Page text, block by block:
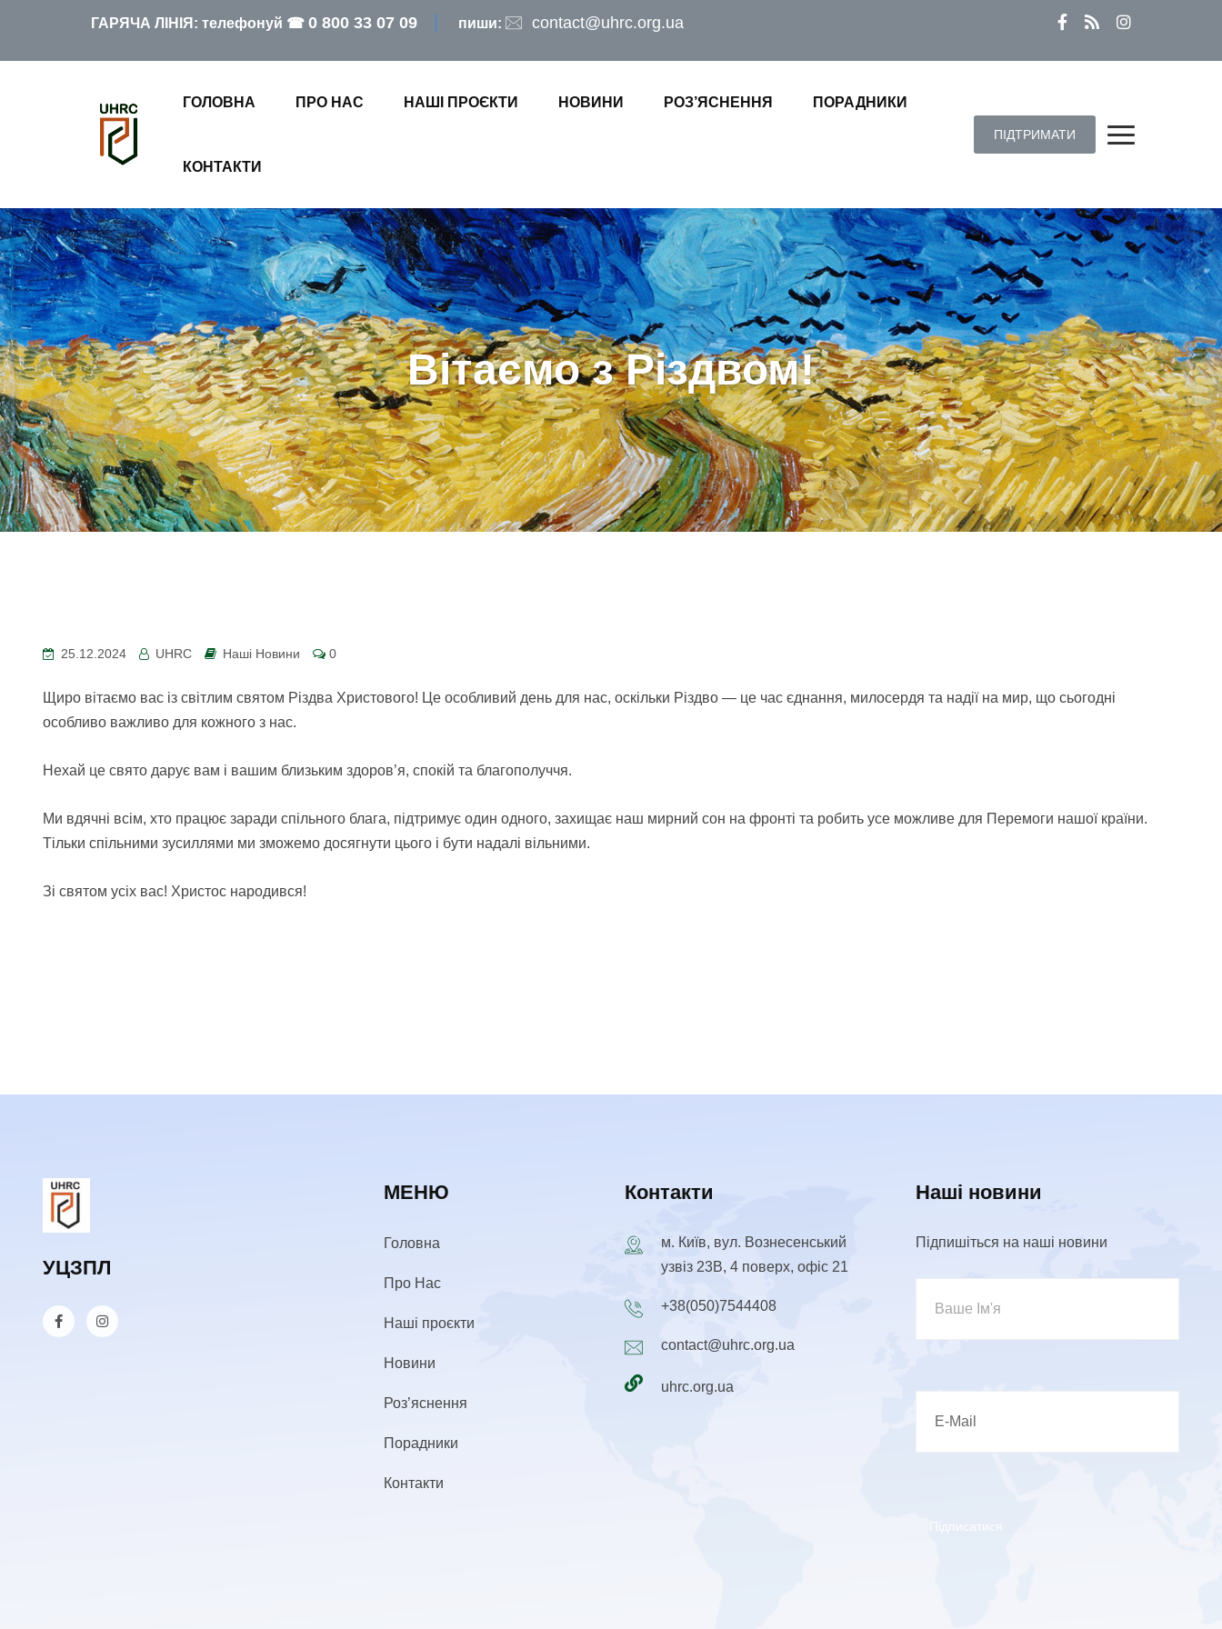
ГАРЯЧА ЛІНІЯ: телефонуй ☎ 0 800 33 07 09 пиши: contact@uhrc.org.ua
ГОЛОВНА ПРО НАС НАШІ ПРОЄКТИ НОВИНИ РОЗ’ЯСНЕННЯ ПОРАДНИКИ
КОНТАКТИ
ПІДТРИМАТИ
Вітаємо з Різдвом!
25.12.2024 UHRC Наші Новини 0
Щиро вітаємо вас із світлим святом Різдва Христового! Це особливий день для нас, оскільки Різдво — це час єднання, милосердя та надії на мир, що сьогодні
особливо важливо для кожного з нас.
Нехай це свято дарує вам і вашим близьким здоров’я, спокій та благополуччя.
Ми вдячні всім, хто працює заради спільного блага, підтримує один одного, захищає наш мирний сон на фронті та робить усе можливе для Перемоги нашої країни.
Тільки спільними зусиллями ми зможемо досягнути цього і бути надалі вільними.
Зі святом усіх вас! Христос народився!
УЦЗПЛ
МЕНЮ
Головна
Про Нас
Наші проєкти
Новини
Роз’яснення
Порадники
Контакти
Контакти
м. Київ, вул. Вознесенський
узвіз 23В, 4 поверх, офіс 21
+38(050)7544408
contact@uhrc.org.ua
uhrc.org.ua
Наші новини
Підпишіться на наші новини